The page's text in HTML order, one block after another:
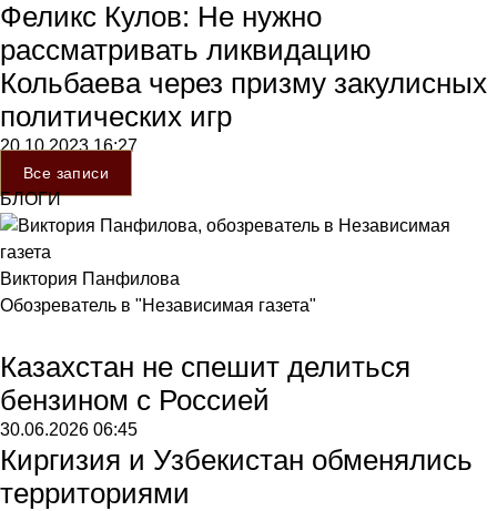
Феликс Кулов: Не нужно
рассматривать ликвидацию
Кольбаева через призму закулисных
политических игр
20.10.202316:27
Все записи
БЛОГИ
Виктория Панфилова
Обозреватель в "Независимая газета"
Казахстан не спешит делиться
бензином с Россией
30.06.2026 06:45
Киргизия и Узбекистан обменялись
территориями